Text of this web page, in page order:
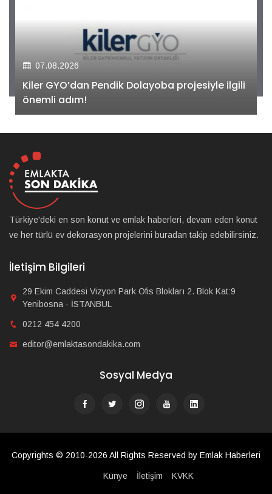
07.08.2026
Kiler GYO’dan Pendik Dolayoba projesiyle ilgili
önemli adım!
Türkiye'deki en son konut ve emlak haberleri, devam eden konut
ve her türlü ev dekorasyon projelerini buradan takip edebilirsiniz.
İletişim Bilgileri
29 Ekim Caddesi Vizyon Park Ofis Blokları 2. Blok Kat:9
Yenibosna - İSTANBUL
0212 454 4200
editor@emlaktasondakika.com
Sosyal Medya
Copyrights © 2010-2026 All Rights Reserved by Emlak Haberleri
Künye İletişim KVKK